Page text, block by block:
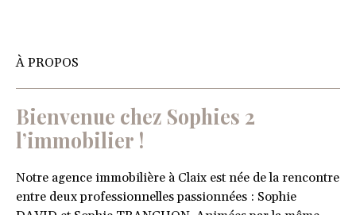
À PROPOS
Bienvenue chez Sophies 2
l’immobilier !
Notre agence immobilière à Claix est née de la rencontre
entre deux professionnelles passionnées : Sophie